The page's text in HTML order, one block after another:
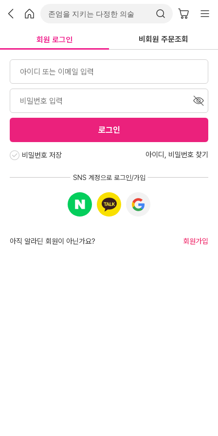
회원 로그인 비회원 주문조회
로그인
비밀번호 저장 아이디 , 비밀번호 찾기
SNS 계정으로 로그인/가입
아직 알라딘 회원이 아닌가요? 회원가입